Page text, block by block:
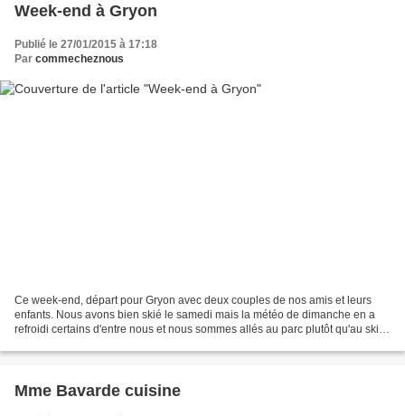
Week-end à Gryon
Publié le 27/01/2015 à 17:18
Par commecheznous
Ce week-end, départ pour Gryon avec deux couples de nos amis et leurs
enfants. Nous avons bien skié le samedi mais la météo de dimanche en a
refroidi certains d'entre nous et nous sommes allés au parc plutôt qu'au ski.
Mme Bavarde cuisine